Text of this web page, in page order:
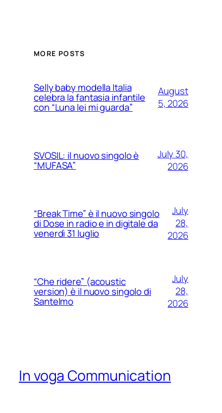
MORE POSTS
Selly baby modella Italia
celebra la fantasia infantile
con “Luna lei mi guarda”
August
5, 2026
SVOSIL: il nuovo singolo è
“MUFASA”
July 30,
2026
“Break Time” è il nuovo singolo
di Dose in radio e in digitale da
venerdì 31 luglio
July
28,
2026
“Che ridere” (acoustic
version) è il nuovo singolo di
Santelmo
July
28,
2026
In voga Communication